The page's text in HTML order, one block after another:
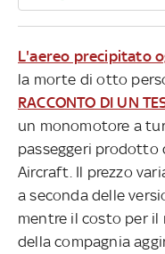
L'aereo precipitato
la morte di otto
RACCONTO DI UN
un monomotore a
passeggeri prodotto
Aircraft. Il prezzo
a seconda delle
mentre il costo per il
della compagnia